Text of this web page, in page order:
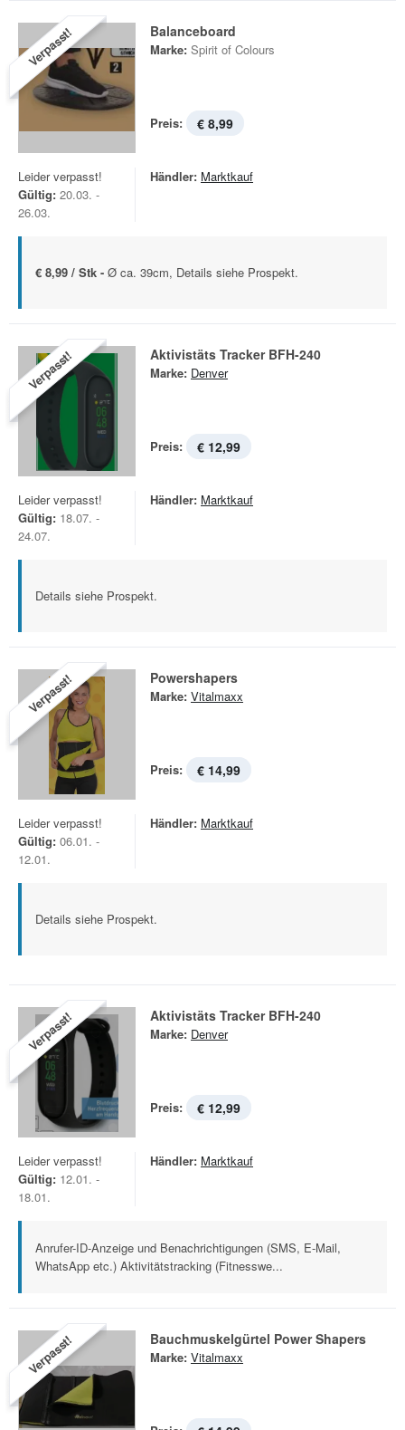
Verpasst! Balanceboard
Marke: Spirit of Colours
Preis: € 8,99
Leider verpasst!
Gültig: 20.03. -
26.03.
Händler: Marktkauf
€ 8,99 / Stk - Ø ca. 39cm, Details siehe Prospekt.
Verpasst! Aktivistäts Tracker BFH-240
Marke: Denver
Preis: € 12,99
Leider verpasst!
Gültig: 18.07. -
24.07.
Händler: Marktkauf
Details siehe Prospekt.
Verpasst! Powershapers
Marke: Vitalmaxx
Preis: € 14,99
Leider verpasst!
Gültig: 06.01. -
12.01.
Händler: Marktkauf
Details siehe Prospekt.
Verpasst! Aktivistäts Tracker BFH-240
Marke: Denver
Preis: € 12,99
Leider verpasst!
Gültig: 12.01. -
18.01.
Händler: Marktkauf
Anrufer-ID-Anzeige und Benachrichtigungen (SMS, E-Mail,
WhatsApp etc.) Aktivitätstracking (Fitnesswe...
Verpasst! Bauchmuskelgürtel Power Shapers
Marke: Vitalmaxx